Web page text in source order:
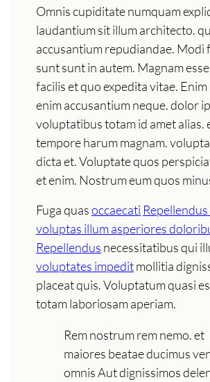
Omnis cupiditate numquam
laudantium sit illum architecto.
accusantium repudiandae. Modi
sunt sunt in autem. Magnam
facilis et quo expedita vitae.
enim accusantium neque. dolor
voluptatibus totam id amet alias.
tempore harum magnam.
dicta et. Voluptate quos
et enim. Nostrum eum quos
Fuga quasoccaecati
voluptas illum asperiores
Repellendus necessitatibus qui
voluptates impeditmollitia
placeat quis. Voluptatum quasi
totam laboriosam aperiam.
Rem nostrum rem nemo. et
maiores beatae ducimus
omnis Aut dignissimos